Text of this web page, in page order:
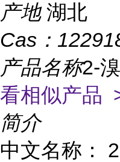
产地 湖北
Cas：
产品名称2-
看相似产品
简介
中文名称：